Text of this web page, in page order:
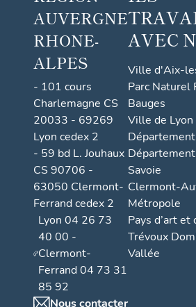
AUVERGNE
RHONE-
ALPES
- 101 cours
Charlemagne CS
20033 - 69269
Lyon cedex 2
- 59 bd L. Jouhaux
CS 90706 -
63050 Clermont-
Ferrand cedex 2
Lyon 04 26 73
40 00 -
Clermont-
Ferrand 04 73 31
85 92
Nous contacter
AVEC
Ville d'Aix-
Parc Naturel
Bauges
Ville de Lyon
Savoie
Clermont-
Métropole
Pays d’art et
Trévoux
Vallée